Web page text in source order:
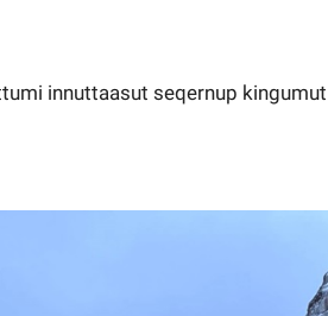
innuttaasut seqernup